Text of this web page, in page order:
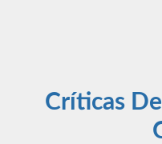
Críticas